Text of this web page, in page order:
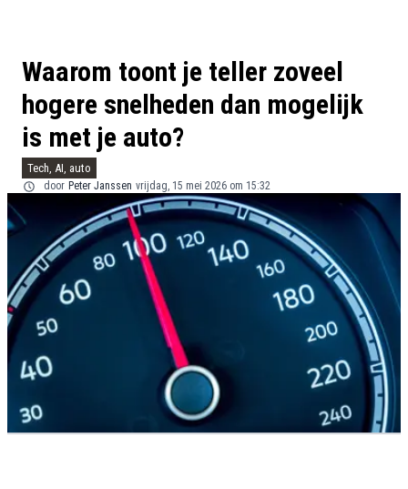
Waarom toont je teller zoveel
hogere snelheden dan mogelijk
is met je auto?
Tech, AI, auto
door Peter Janssen vrijdag, 15 mei 2026 om 15:32